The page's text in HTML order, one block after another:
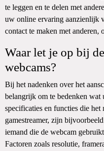
te leggen en te delen met
uw online ervaring aanzienlijk
contact te maken met anderen,
Waar let je op bij
webcams?
Bij het nadenken over het
belangrijk om te bedenken
specificaties en functies die
gamestreamer, zijn
iemand die de webcam
Factoren zoals resolutie,